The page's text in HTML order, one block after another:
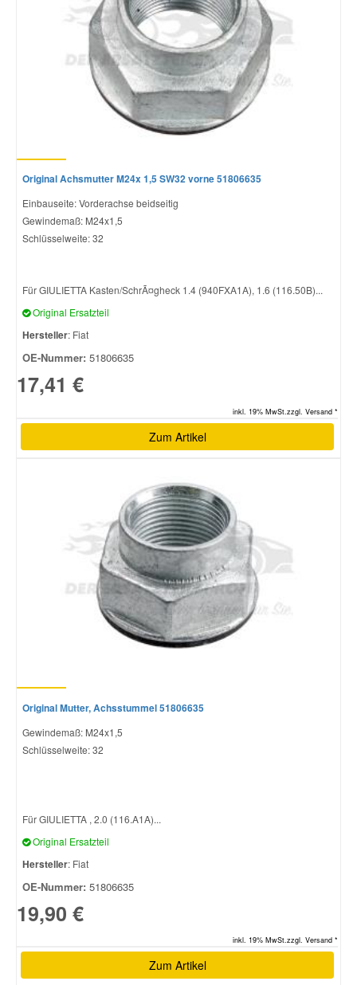
Original Achsmutter M24x 1,5 SW32 vorne 51806635
Einbauseite: Vorderachse beidseitig
Gewindemaß: M24x1,5
Schlüsselweite: 32
Für GIULIETTA Kasten/SchrÃ¤gheck 1.4 (940FXA1A), 1.6 (116.50B)...
Original Ersatzteil
Hersteller: Fiat
OE-Nummer: 51806635
17,41 €
inkl. 19% MwSt.zzgl. Versand *
Zum Artikel
Original Mutter, Achsstummel 51806635
Gewindemaß: M24x1,5
Schlüsselweite: 32
Für GIULIETTA , 2.0 (116.A1A)...
Original Ersatzteil
Hersteller: Fiat
OE-Nummer: 51806635
19,90 €
inkl. 19% MwSt.zzgl. Versand *
Zum Artikel